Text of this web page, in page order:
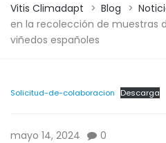
Vitis Climadapt > Blog >
en la recolección de muestras
viñedos españoles
Solicitud-de-colaboracion Descarga
mayo 14, 2024 0